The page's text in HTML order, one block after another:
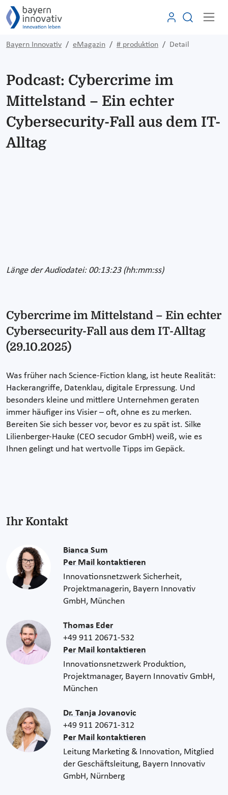
Bayern Innovativ eMagazin # produktion Detail
Podcast: Cybercrime im
Mittelstand – Ein echter
Cybersecurity-Fall aus dem IT-
Alltag
Länge der Audiodatei: 00:13:23 (hh:mm:ss)
Cybercrime im Mittelstand – Ein echter
Cybersecurity-Fall aus dem IT-Alltag
(29.10.2025)
Was früher nach Science-Fiction klang, ist heute Realität:
Hackerangriffe, Datenklau, digitale Erpressung. Und
besonders kleine und mittlere Unternehmen geraten
immer häufiger ins Visier – oft, ohne es zu merken.
Bereiten Sie sich besser vor, bevor es zu spät ist. Silke
Lilienberger-Hauke (CEO secudor GmbH) weiß, wie es
Ihnen gelingt und hat wertvolle Tipps im Gepäck.
Ihr Kontakt
Bianca Sum
Per Mail kontaktieren
Innovationsnetzwerk Sicherheit,
Projektmanagerin, Bayern Innovativ
GmbH, München
Thomas Eder
+49 911 20671-532
Per Mail kontaktieren
Innovationsnetzwerk Produktion,
Projektmanager, Bayern Innovativ GmbH,
München
Dr. Tanja Jovanovic
+49 911 20671-312
Per Mail kontaktieren
Leitung Marketing & Innovation, Mitglied
der Geschäftsleitung, Bayern Innovativ
GmbH, Nürnberg